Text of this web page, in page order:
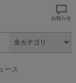
お知らせ
ース